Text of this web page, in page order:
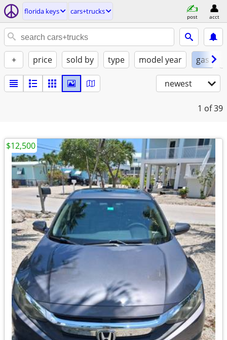
florida keys cars+trucks
post acct
+ price sold by type model year gas
newest
1 of 39
$12,500